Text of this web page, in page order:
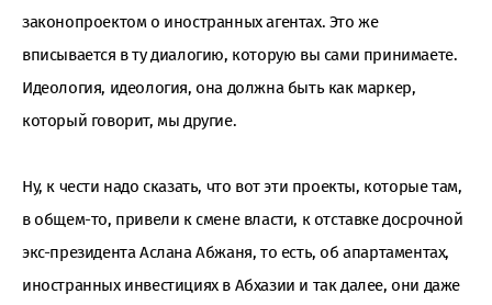
законопроектом о иностранных агентах. Это же
вписывается в ту диалогию, которую вы сами принимаете.
Идеология, идеология, она должна быть как маркер,
который говорит, мы другие.
Ну, к чести надо сказать, что вот эти проекты, которые там,
в общем-то, привели к смене власти, к отставке досрочной
экс-президента Аслана Абжаня, то есть, об апартаментах,
иностранных инвестициях в Абхазии и так далее, они даже